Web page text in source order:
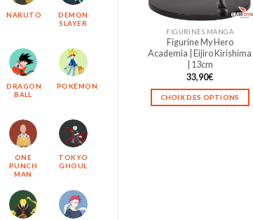
NARUTO
DEMON
SLAYER
DRAGON
BALL
POKÉMON
ONE
PUNCH
MAN
TOKYO
GHOUL
choisies
sur
la
page
du
produit
FIGURINES MANGA
Figurine My Hero
Academia | Eijiro Kirishima
| 13cm
33,90€
CHOIX DES OPTIONS